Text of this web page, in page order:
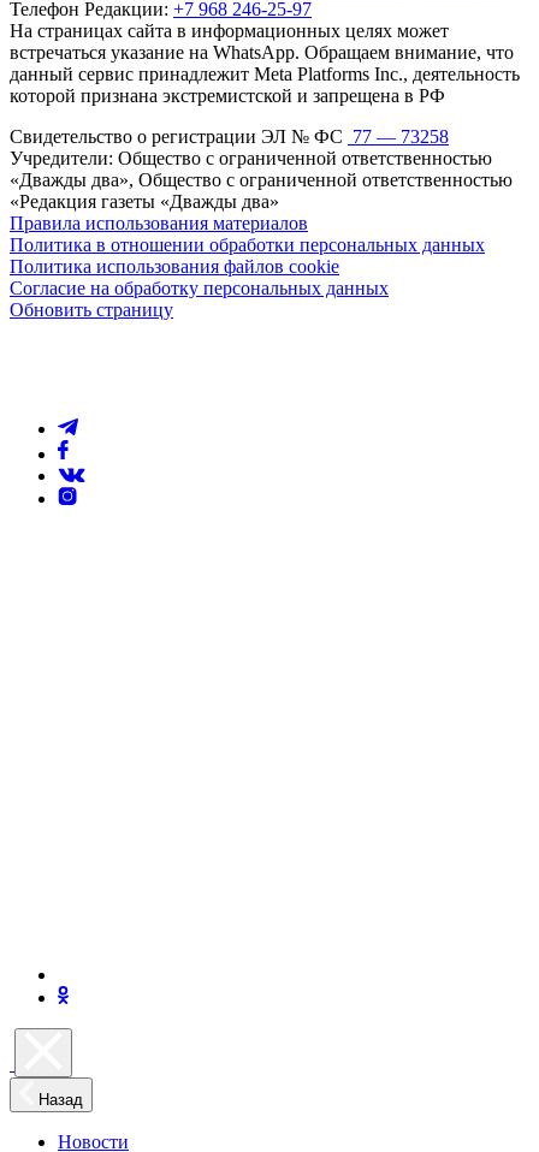
Телефон Редакции: +7 968 246-25-97
На страницах сайта в информационных целях может
встречаться указание на WhatsApp. Обращаем внимание, что
данный сервис принадлежит Meta Platforms Inc., деятельность
которой признана экстремистской и запрещена в РФ
Свидетельство о регистрации ЭЛ № ФС 77 — 73258
Учредители: Общество с ограниченной ответственностью
«Дважды два», Общество с ограниченной ответственностью
«Редакция газеты «Дважды два»
Правила использования материалов
Политика в отношении обработки персональных данных
Политика использования файлов cookie
Согласие на обработку персональных данных
Обновить страницу
Назад
Новости